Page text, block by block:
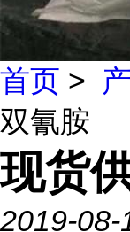
首页 >
双氰胺
现货
2019-08-